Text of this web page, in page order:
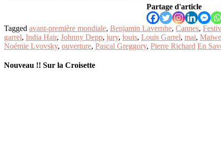
Partage d'article
Tagged avant-première mondiale, Benjamin Lavernhe, Cannes,
garrel, India Hair, Johnny Depp, jury, louis, Louis Garrel, mai,
Noémie Lvovsky, ouverture, Pascal Greggory, Pierre Richard En
Nouveau !! Sur la Croisette